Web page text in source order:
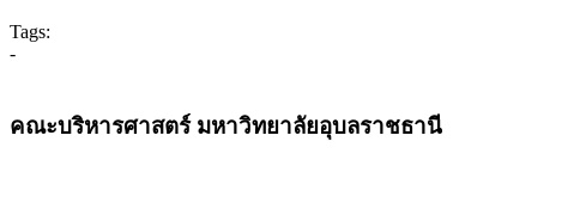
Tags:
-
คณะบริหารศาสตร์ มหาวิทยาลัยอุบลราชธานี